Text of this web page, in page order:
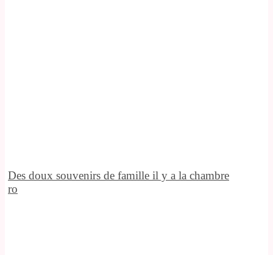
Des doux souvenirs de famille il y a la chambre
ro